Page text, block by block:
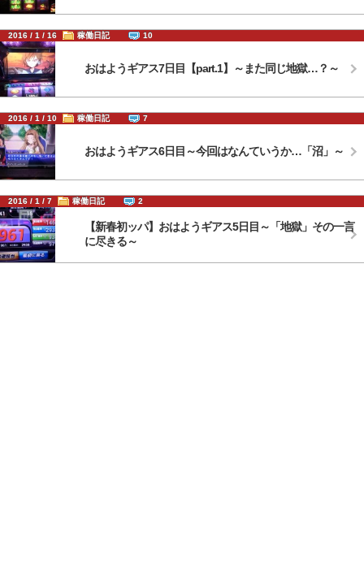
2016 / 1 / 16 稼働日記 10
おはようギアス7日目【part.1】～また同じ地獄…？～
2016 / 1 / 10 稼働日記 7
おはようギアス6日目～今回はなんていうか…「沼」～
2016 / 1 / 7 稼働日記 2
【新春初ッパ】おはようギアス5日目～「地獄」その一言
に尽きる～